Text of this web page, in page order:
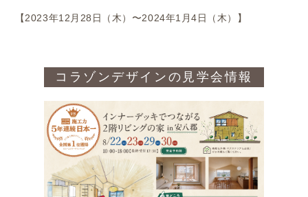
【2023年12月28日（木）〜2024年1月4日（木）】
コラゾンデザインの見学会情報